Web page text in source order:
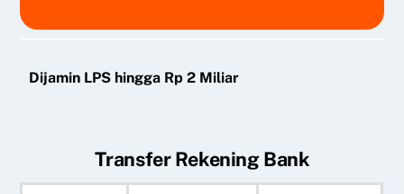
Dijamin LPS hingga Rp 2 Miliar
Transfer Rekening Bank